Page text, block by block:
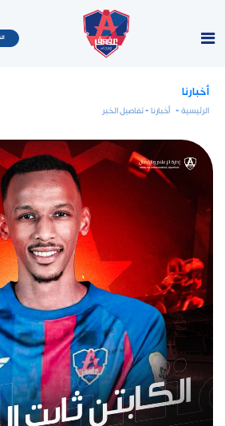
أخبارنا
الرئيسية - أخبارنا - تفاصيل الخبر